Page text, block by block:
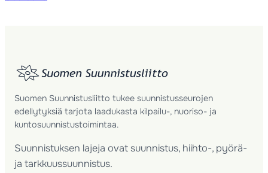
Suomen Suunnistusliitto tukee suunnistusseurojen
edellytyksiä tarjota laadukasta kilpailu-, nuoriso- ja
kuntosuunnistustoimintaa.
Suunnistuksen lajeja ovat suunnistus, hiihto-, pyörä-
ja tarkkuussuunnistus.